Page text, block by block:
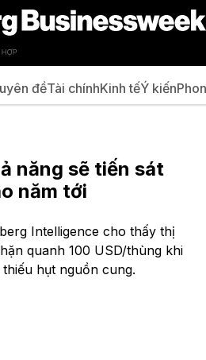
đềTài chínhKinh tếÝ kiến
năng sẽ tiến sát
năm tới
Intelligence cho thấy thị
quanh 100 USD/thùng khi
hụt nguồn cung.